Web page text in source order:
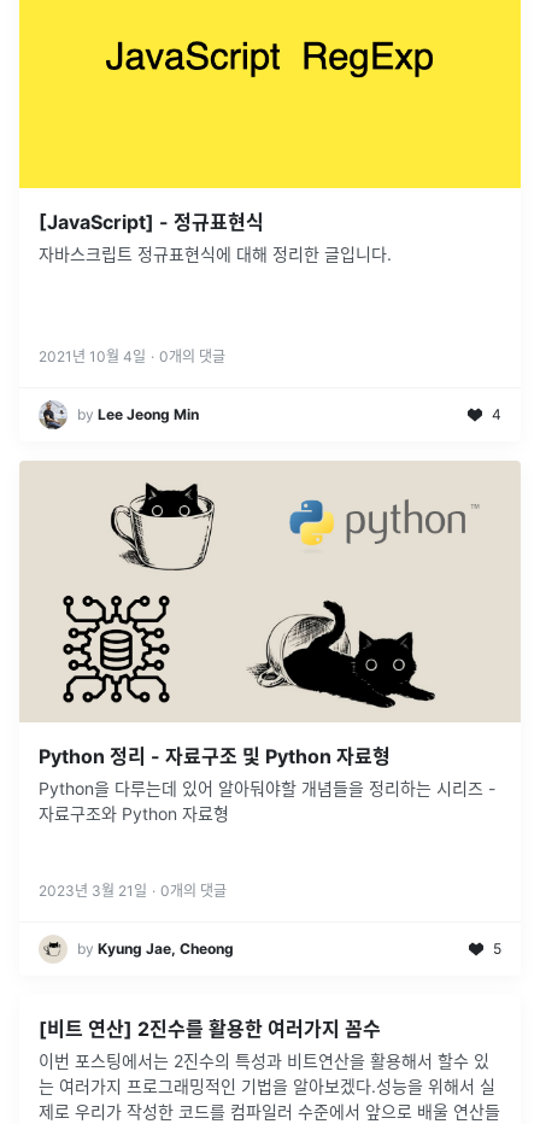
[JavaScript] - 정규표현식
자바스크립트 정규표현식에 대해 정리한 글입니다.
2021년 10월 4일 · 0개의 댓글
by Lee Jeong Min 4
Python 정리 - 자료구조 및 Python 자료형
Python을 다루는데 있어 알아둬야할 개념들을 정리하는 시리즈 -
자료구조와 Python 자료형
2023년 3월 21일 · 0개의 댓글
by Kyung Jae, Cheong 5
[비트 연산] 2진수를 활용한 여러가지 꼼수
이번 포스팅에서는 2진수의 특성과 비트연산을 활용해서 할수 있
는 여러가지 프로그래밍적인 기법을 알아보겠다.성능을 위해서 실
제로 우리가 작성한 코드를 컴파일러 수준에서 앞으로 배울 연산들